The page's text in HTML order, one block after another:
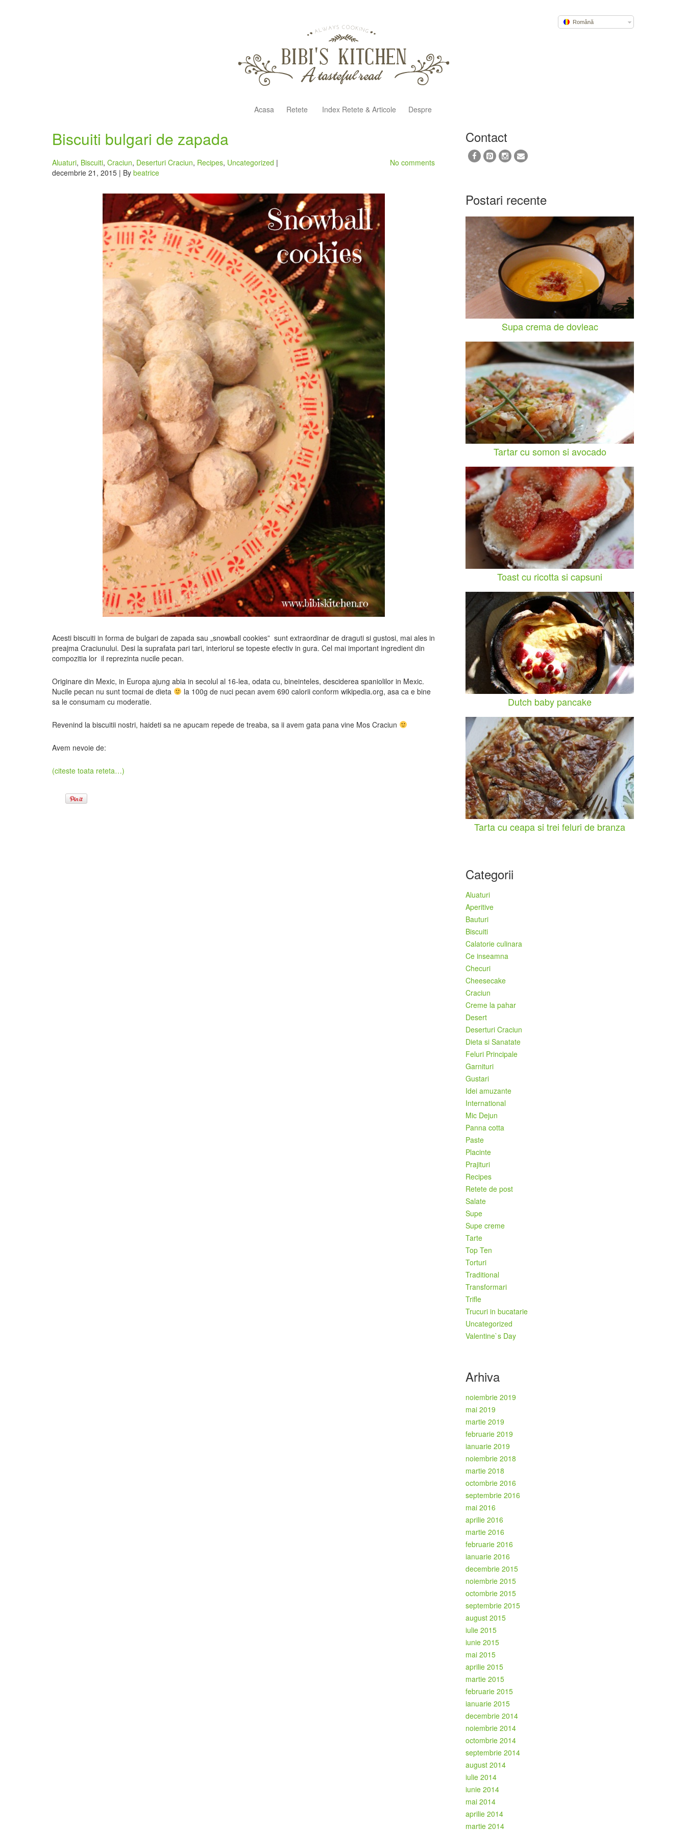
Română
Acasa Retete Index Retete & Articole Despre
Biscuiti bulgari de zapada
Aluaturi, Biscuiti, Craciun, Deserturi Craciun, Recipes, Uncategorized |
decembrie 21, 2015 | By beatrice
No comments
Acesti biscuiti in forma de bulgari de zapada sau „snowball cookies” sunt extraordinar de draguti si gustosi, mai ales in
preajma Craciunului. Desi la suprafata pari tari, interiorul se topeste efectiv in gura. Cel mai important ingredient din
compozitia lor il reprezinta nucile pecan.
Originare din Mexic, in Europa ajung abia in secolul al 16-lea, odata cu, bineinteles, desciderea spaniolilor in Mexic.
Nucile pecan nu sunt tocmai de dieta
la 100g de nuci pecan avem 690 calorii conform wikipedia.org, asa ca e bine
sa le consumam cu moderatie.
Revenind la biscuitii nostri, haideti sa ne apucam repede de treaba, sa ii avem gata pana vine Mos Craciun
Avem nevoie de:
(citeste toata reteta…)
Contact
Postari recente
Supa crema de dovleac
Tartar cu somon si avocado
Toast cu ricotta si capsuni
Dutch baby pancake
Tarta cu ceapa si trei feluri de branza
Categorii
Aluaturi
Aperitive
Bauturi
Biscuiti
Calatorie culinara
Ce inseamna
Checuri
Cheesecake
Craciun
Creme la pahar
Desert
Deserturi Craciun
Dieta si Sanatate
Feluri Principale
Garnituri
Gustari
Idei amuzante
International
Mic Dejun
Panna cotta
Paste
Placinte
Prajituri
Recipes
Retete de post
Salate
Supe
Supe creme
Tarte
Top Ten
Torturi
Traditional
Transformari
Trifle
Trucuri in bucatarie
Uncategorized
Valentine`s Day
Arhiva
noiembrie 2019
mai 2019
martie 2019
februarie 2019
ianuarie 2019
noiembrie 2018
martie 2018
octombrie 2016
septembrie 2016
mai 2016
aprilie 2016
martie 2016
februarie 2016
ianuarie 2016
decembrie 2015
noiembrie 2015
octombrie 2015
septembrie 2015
august 2015
iulie 2015
iunie 2015
mai 2015
aprilie 2015
martie 2015
februarie 2015
ianuarie 2015
decembrie 2014
noiembrie 2014
octombrie 2014
septembrie 2014
august 2014
iulie 2014
iunie 2014
mai 2014
aprilie 2014
martie 2014